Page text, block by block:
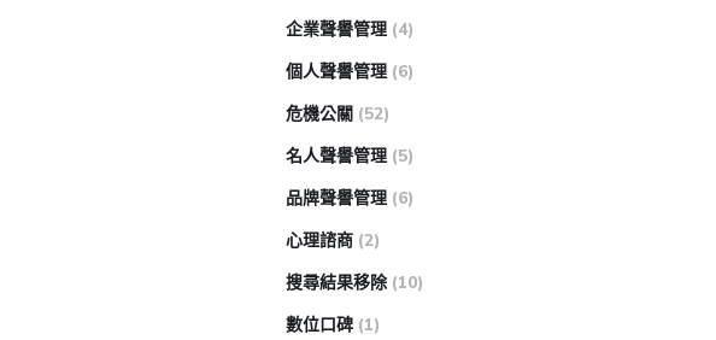
企業聲譽管理 (4)
個人聲譽管理 (6)
危機公關 (52)
名人聲譽管理 (5)
品牌聲譽管理 (6)
心理諮商 (2)
搜尋結果移除 (10)
數位口碑 (1)